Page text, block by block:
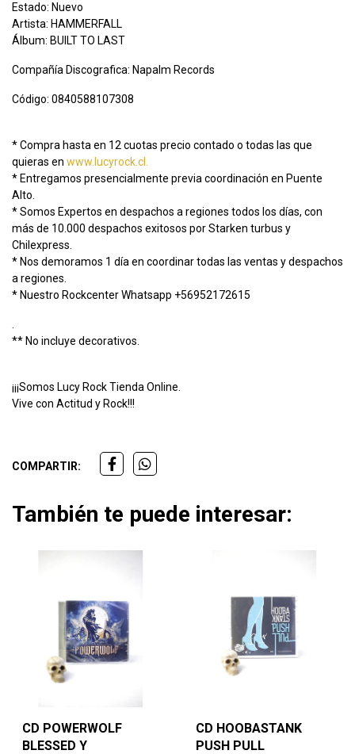
Estado: Nuevo
Artista: HAMMERFALL
Álbum: BUILT TO LAST
Compañía Discografica: Napalm Records
Código: 0840588107308
* Compra hasta en 12 cuotas precio contado o todas las que
quieras en www.lucyrock.cl.
* Entregamos presencialmente previa coordinación en Puente
Alto.
* Somos Expertos en despachos a regiones todos los días, con
más de 10.000 despachos exitosos por Starken turbus y
Chilexpress.
* Nos demoramos 1 día en coordinar todas las ventas y despachos
a regiones.
* Nuestro Rockcenter Whatsapp +56952172615
** No incluye decorativos.
¡¡¡Somos Lucy Rock Tienda Online.
Vive con Actitud y Rock!!!
COMPARTIR:
También te puede interesar:
CD POWERWOLF
BLESSED Y
CD HOOBASTANK
PUSH PULL